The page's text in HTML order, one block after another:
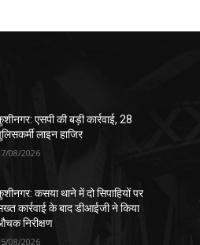
एसपी की बड़ी कार्रवाई, 28
लाइन हाजिर
08/2026
कसया थाने में दो सिपाहियों पर
कार्रवाई के बाद डीआईजी ने किया
निरीक्षण
08/2026